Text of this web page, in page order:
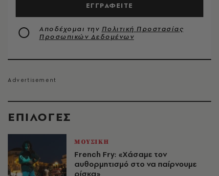
EΠΙΛΟΓΈΣ
ΜΟΥΣΙΚΗ
French Fry: «Χάσαμε τον
αυθορμητισμό στο να παίρνουμε
ρίσκα»
ΕΓΓΡΑΦΕΙΤΕ
Αποδέχομαι την Πολιτική Προστασίας
Προσωπικών Δεδομένων